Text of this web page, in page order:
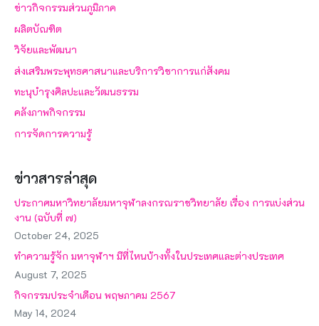
ข่าวกิจกรรมส่วนภูมิภาค
ผลิตบัณฑิต
วิจัยและพัฒนา
ส่งเสริมพระพุทธศาสนาและบริการวิชาการแก่สังคม
ทะนุบำรุงศิลปะและวัฒนธรรม
คลังภาพกิจกรรม
การจัดการความรู้
ข่าวสารล่าสุด
ประกาศมหาวิทยาลัยมหาจุฬาลงกรณราชวิทยาลัย เรื่อง การแบ่งส่วน
งาน (ฉบับที่ ๗)
October 24, 2025
ทำความรู้จัก มหาจุฬาฯ มีที่ไหนบ้างทั้งในประเทศและต่างประเทศ
August 7, 2025
กิจกรรมประจำเดือน พฤษภาคม 2567
May 14, 2024